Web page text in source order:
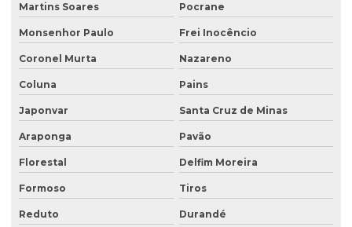
Martins Soares Pocrane
Monsenhor Paulo Frei Inocêncio
Coronel Murta Nazareno
Coluna Pains
Japonvar Santa Cruz de Minas
Araponga Pavão
Florestal Delfim Moreira
Formoso Tiros
Reduto Durandé